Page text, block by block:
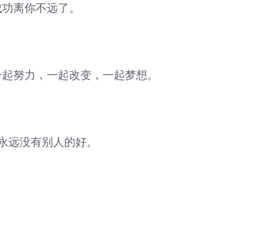
离你不远了。
努力，一起改变，一起梦想。
没有别人的好。